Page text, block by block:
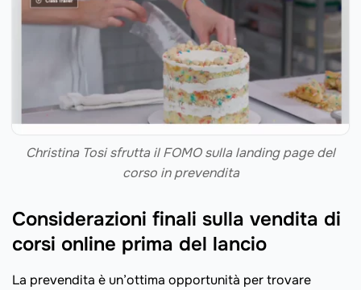
Christina Tosi sfrutta il FOMO sulla landing page del
corso in prevendita
Considerazioni finali sulla vendita di
corsi online prima del lancio
La prevendita è un’ottima opportunità per trovare